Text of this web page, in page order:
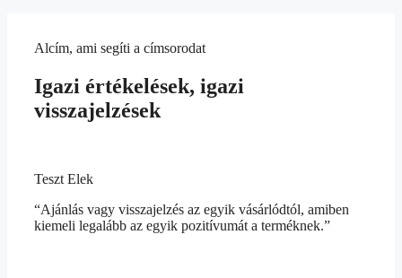
Alcím, ami segíti a címsorodat
Igazi értékelések, igazi
visszajelzések
Teszt Elek
“Ajánlás vagy visszajelzés az egyik vásárlódtól, amiben
kiemeli legalább az egyik pozitívumát a terméknek.”